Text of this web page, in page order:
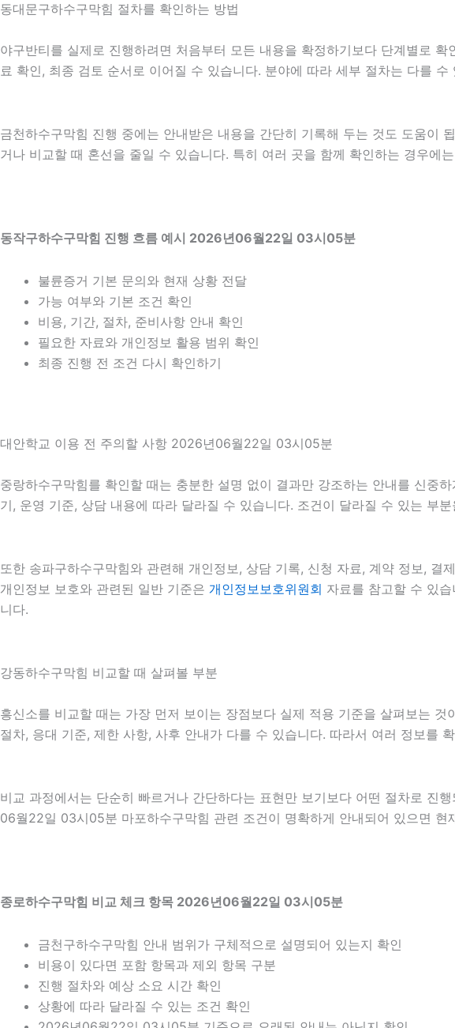
동대문구하수구막힘 절차를 확인하는 방법
야구반티를 실제로 진행하려면 처음부터 모든 내용을 확정하기보다 단계별로
료 확인, 최종 검토 순서로 이어질 수 있습니다. 분야에 따라 세부 절차는 다를
금천하수구막힘 진행 중에는 안내받은 내용을 간단히 기록해 두는 것도 도움
거나 비교할 때 혼선을 줄일 수 있습니다. 특히 여러 곳을 함께 확인하는 경우에
동작구하수구막힘 진행 흐름 예시 2026년06월22일 03시05분
불륜증거 기본 문의와 현재 상황 전달
가능 여부와 기본 조건 확인
비용, 기간, 절차, 준비사항 안내 확인
필요한 자료와 개인정보 활용 범위 확인
최종 진행 전 조건 다시 확인하기
대안학교 이용 전 주의할 사항 2026년06월22일 03시05분
중랑하수구막힘를 확인할 때는 충분한 설명 없이 결과만 강조하는 안내를 신
기, 운영 기준, 상담 내용에 따라 달라질 수 있습니다. 조건이 달라질 수 있는 부
또한 송파구하수구막힘와 관련해 개인정보, 상담 기록, 신청 자료, 계약 정보,
개인정보 보호와 관련된 일반 기준은 개인정보보호위원회 자료를 참고할 수 있
니다.
강동하수구막힘 비교할 때 살펴볼 부분
흥신소를 비교할 때는 가장 먼저 보이는 장점보다 실제 적용 기준을 살펴보는
절차, 응대 기준, 제한 사항, 사후 안내가 다를 수 있습니다. 따라서 여러 정보를
비교 과정에서는 단순히 빠르거나 간단하다는 표현만 보기보다 어떤 절차로 진
06월22일 03시05분 마포하수구막힘 관련 조건이 명확하게 안내되어 있으면
종로하수구막힘 비교 체크 항목 2026년06월22일 03시05분
금천구하수구막힘 안내 범위가 구체적으로 설명되어 있는지 확인
비용이 있다면 포함 항목과 제외 항목 구분
진행 절차와 예상 소요 시간 확인
상황에 따라 달라질 수 있는 조건 확인